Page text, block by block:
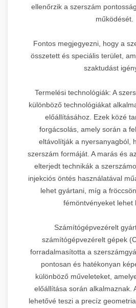
ellenőrzik a szerszám
működését.
Fontos megjegyezni, hogy a
összetett és speciális terület,
szaktudást
Termelési technológiák: A
különböző technológiákat
előállításához. Ezek közé
forgácsolás, amely során a
eltávolítják a nyersanyagból,
szerszám formáját. A marás és
elterjedt technikák a
injekciós öntés használatával
lehet gyártani, míg a
fémöntvényeket lehet
Számítógépvezérelt
számítógépvezérelt gépek
forradalmasította a
pontosan és hatékonyan
különböző műveleteket,
előállítása során alkalmaznak.
lehetővé teszi a precíz